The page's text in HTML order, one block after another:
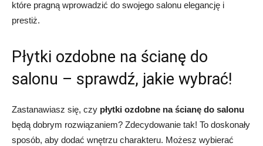
które pragną wprowadzić do swojego salonu elegancję i
prestiż.
Płytki ozdobne na ścianę do
salonu – sprawdź, jakie wybrać!
Zastanawiasz się, czy płytki ozdobne na ścianę do salonu
będą dobrym rozwiązaniem? Zdecydowanie tak! To doskonały
sposób, aby dodać wnętrzu charakteru. Możesz wybierać